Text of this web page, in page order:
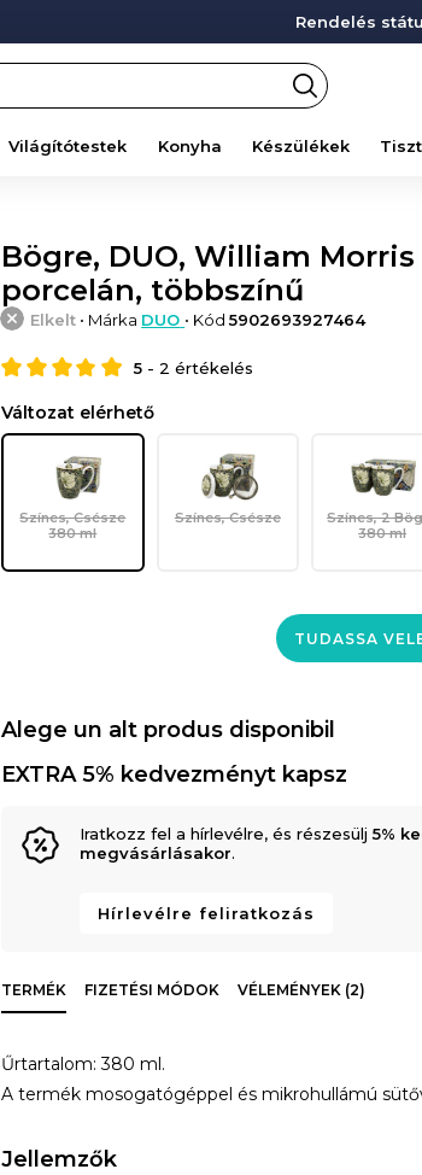
Rendelés
Világítótestek Konyha Készülékek
Bögre, DUO, William
porcelán, többszínű
Elkelt • Márka DUO • Kód5902693927464
5 - 2 értékelés
Változat elérhető
Színes, Csésze
380 ml
Színes, Csésze
Színes, 2
380 ml
TUDASSA
Alege un alt produs disponibil
EXTRA 5% kedvezményt kapsz
Iratkozz fel a hírlevélre, és részesülj5%
megvásárlásakor.
Hírlevélre feliratkozás
TERMÉK FIZETÉSI MÓDOK VÉLEMÉNYEK (2)
Űrtartalom: 380 ml.
A termék mosogatógéppel és mikrohullámú
Jellemzők